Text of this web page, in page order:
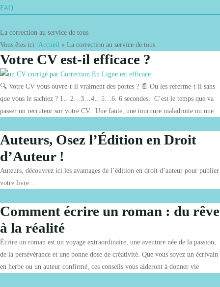
FAQ
La correction au service de tous
Vous êtes ici :Accueil » La correction au service de tous
Votre CV est-il efficace ?
🔍 Votre CV vous ouvre-t-il vraiment des portes ? 📄 Ou les referme-t-il sans
que vous le sachiez ? 1…2…3…4…5…6. 6 secondes. C’est le temps que va
passer un recruteur sur votre CV. Une faute, une tournure maladroite ou une
Auteurs, Osez l’Édition en Droit
d’Auteur !
Auteurs, découvrez ici les avantages de l’édition en droit d’auteur pour publier
votre livre…
Comment écrire un roman : du rêve
à la réalité
Écrire un roman est un voyage extraordinaire, une aventure née de la passion,
de la persévérance et une bonne dose de créativité. Que vous soyez un écrivain
en herbe ou un auteur confirmé, ces conseils vous aideront à donner vie